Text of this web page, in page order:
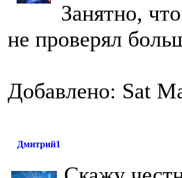
Занятно,
не проверял
Добавлено: Sat
Дмитрий1